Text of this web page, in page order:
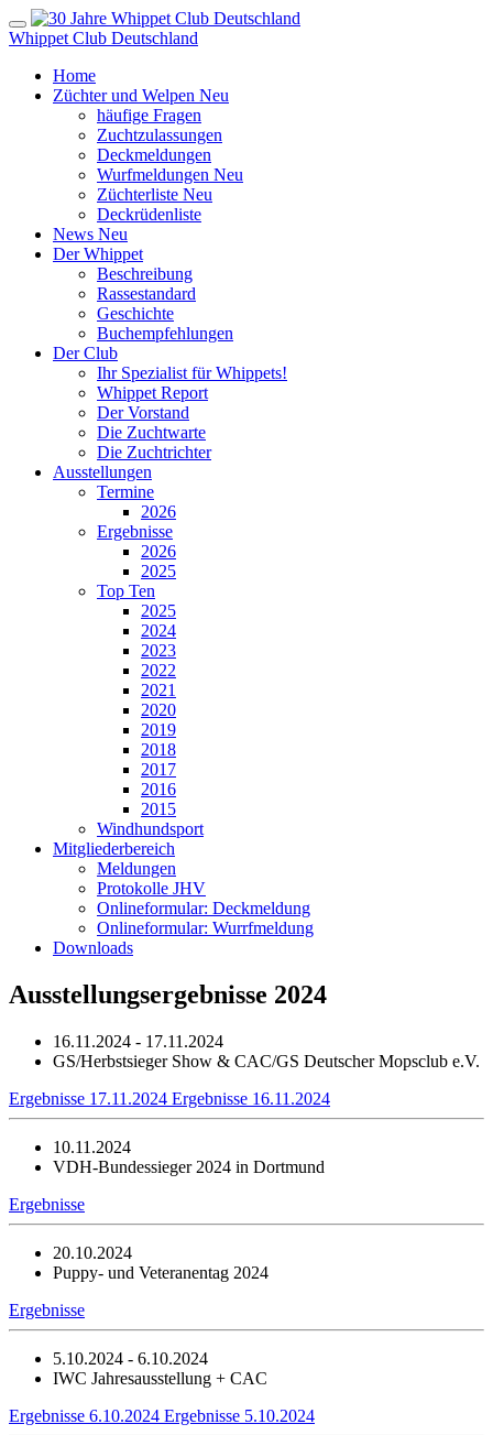
Whippet Club Deutschland
Home
Züchter und Welpen Neu
häufige Fragen
Zuchtzulassungen
Deckmeldungen
Wurfmeldungen Neu
Züchterliste Neu
Deckrüdenliste
News Neu
Der Whippet
Beschreibung
Rassestandard
Geschichte
Buchempfehlungen
Der Club
Ihr Spezialist für Whippets!
Whippet Report
Der Vorstand
Die Zuchtwarte
Die Zuchtrichter
Ausstellungen
Termine
2026
Ergebnisse
2026
2025
Top Ten
2025
2024
2023
2022
2021
2020
2019
2018
2017
2016
2015
Windhundsport
Mitgliederbereich
Meldungen
Protokolle JHV
Onlineformular: Deckmeldung
Onlineformular: Wurrfmeldung
Downloads
Ausstellungsergebnisse 2024
16.11.2024 - 17.11.2024
GS/Herbstsieger Show & CAC/GS Deutscher Mopsclub e.V.
Ergebnisse 17.11.2024 Ergebnisse 16.11.2024
10.11.2024
VDH-Bundessieger 2024 in Dortmund
Ergebnisse
20.10.2024
Puppy- und Veteranentag 2024
Ergebnisse
5.10.2024 - 6.10.2024
IWC Jahresausstellung + CAC
Ergebnisse 6.10.2024 Ergebnisse 5.10.2024